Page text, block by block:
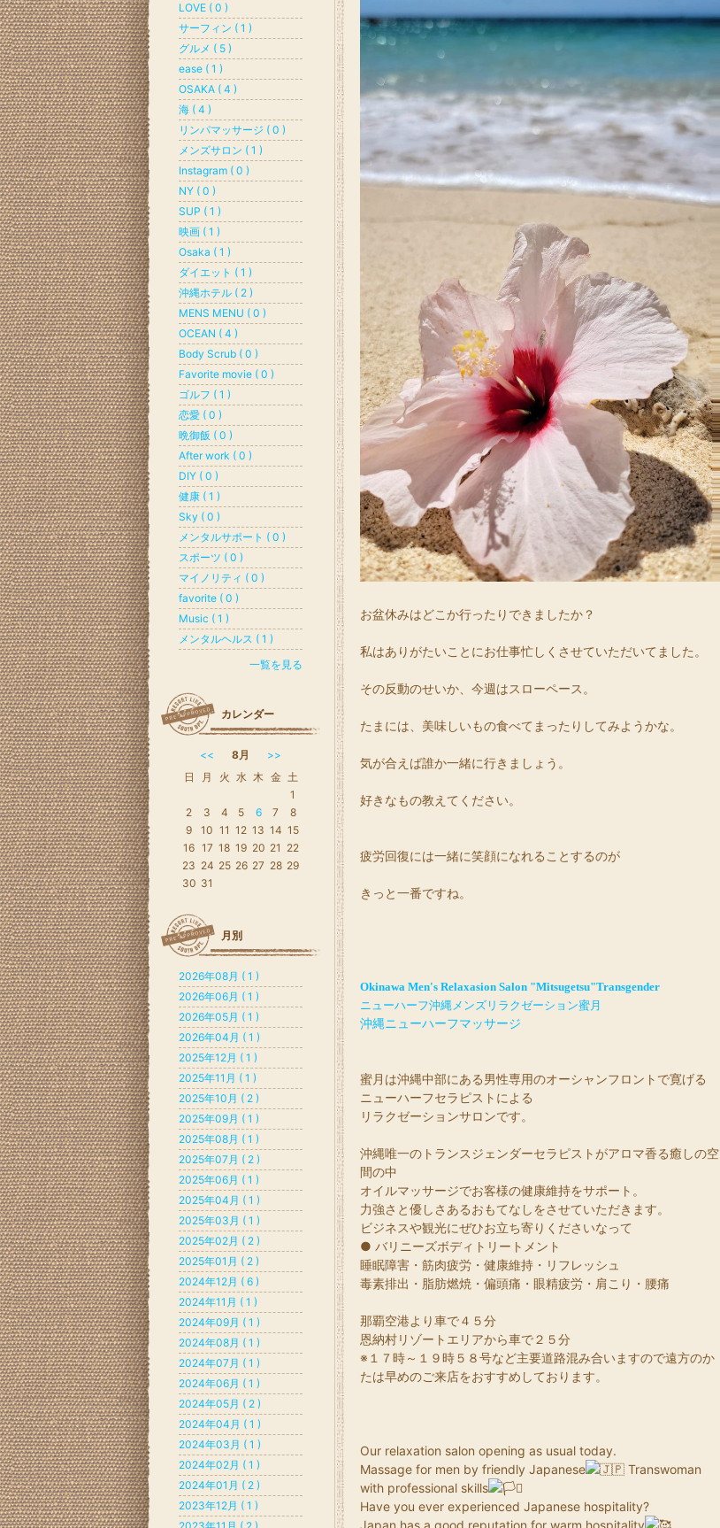
お盆休みはどこか行ったりできましたか？
私はありがたいことにお仕事忙しくさせていただいてました。
その反動のせいか、今週はスローペース。
たまには、美味しいもの食べてまったりしてみようかな。
気が合えば誰か一緒に行きましょう。
好きなもの教えてください。
疲労回復には一緒に笑顔になれることするのが
きっと一番ですね。
Okinawa Men's Relaxasion Salon "Mitsugetsu"Transgender
ニューハーフ沖縄メンズリラクゼーション蜜月
沖縄ニューハーフマッサージ
蜜月は沖縄中部にある男性専用のオーシャンフロントで寛げる
ニューハーフセラピストによる
リラクゼーションサロンです。
沖縄唯一のトランスジェンダーセラピストがアロマ香る癒しの空
間の中
オイルマッサージでお客様の健康維持をサポート。
力強さと優しさあるおもてなしをさせていただきます。
ビジネスや観光にぜひお立ち寄りくださいなって
● バリニーズボディトリートメント
睡眠障害・筋肉疲労・健康維持・リフレッシュ
毒素排出・脂肪燃焼・偏頭痛・眼精疲労・肩こり・腰痛
那覇空港より車で４５分
恩納村リゾートエリアから車で２５分
※１７時～１９時５８号など主要道路混み合いますので遠方のか
たは早めのご来店をおすすめしております。
Our relaxation salon opening as usual today.
Massage for men by friendly Japanese
Transwoman
with professional skills
Have you ever experienced Japanese hospitality?
Japan has a good reputation for warm hospitality
LOVE ( 0 )
サーフィン ( 1 )
グルメ ( 5 )
ease ( 1 )
OSAKA ( 4 )
海 ( 4 )
リンパマッサージ ( 0 )
メンズサロン ( 1 )
Instagram ( 0 )
NY ( 0 )
SUP ( 1 )
映画 ( 1 )
Osaka ( 1 )
ダイエット ( 1 )
沖縄ホテル ( 2 )
MENS MENU ( 0 )
OCEAN ( 4 )
Body Scrub ( 0 )
Favorite movie ( 0 )
ゴルフ ( 1 )
恋愛 ( 0 )
晩御飯 ( 0 )
After work ( 0 )
DIY ( 0 )
健康 ( 1 )
Sky ( 0 )
メンタルサポート ( 0 )
スポーツ ( 0 )
マイノリティ ( 0 )
favorite ( 0 )
Music ( 1 )
メンタルヘルス ( 1 )
一覧を見る
カレンダー
<< 8月
>>
日
月 火 水 木 金 土
1
2
3 4 5 6 7
8
9
10 11 12 13 14 15
16 17 18 19 20 21 22
23 24 25 26 27 28 29
30 31
月別
2026年08月 ( 1 )
2026年06月 ( 1 )
2026年05月 ( 1 )
2026年04月 ( 1 )
2025年12月 ( 1 )
2025年11月 ( 1 )
2025年10月 ( 2 )
2025年09月 ( 1 )
2025年08月 ( 1 )
2025年07月 ( 2 )
2025年06月 ( 1 )
2025年04月 ( 1 )
2025年03月 ( 1 )
2025年02月 ( 2 )
2025年01月 ( 2 )
2024年12月 ( 6 )
2024年11月 ( 1 )
2024年09月 ( 1 )
2024年08月 ( 1 )
2024年07月 ( 1 )
2024年06月 ( 1 )
2024年05月 ( 2 )
2024年04月 ( 1 )
2024年03月 ( 1 )
2024年02月 ( 1 )
2024年01月 ( 2 )
2023年12月 ( 1 )